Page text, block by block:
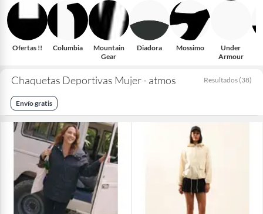
Ofertas !! Columbia
Mountain
Gear
Diadora Mossimo
Under
Armour
Chaquetas Deportivas Mujer - atmos Resultados (38)
Envío gratis